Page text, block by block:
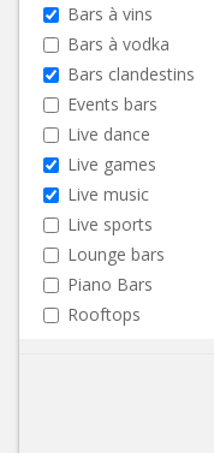
Bars à vins
Bars à vodka
Bars clandestins
Events bars
Live dance
Live games
Live music
Live sports
Lounge bars
Piano Bars
Rooftops